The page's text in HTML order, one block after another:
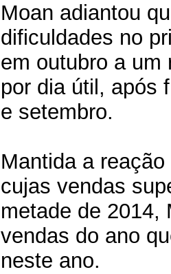
Moan adiantou
dificuldades no
em outubro a um
por dia útil, após
e setembro.
Mantida a
cujas vendas
metade de 2014,
vendas do ano
neste ano.